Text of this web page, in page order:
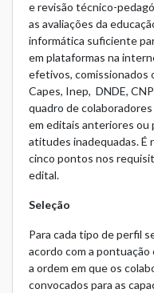
e revisão técnico-
as avaliações da
informática suficiente
em plataformas na
efetivos, comissionados
Capes, Inep, DNDE,
quadro de
em editais anteriores ou
atitudes inadequadas. É
cinco pontos nos
edital.
Seleção
Para cada tipo de perfil
acordo com a
a ordem em que os
convocados para as